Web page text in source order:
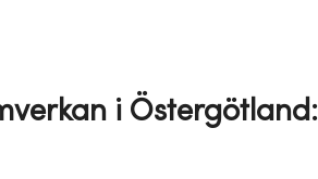
i Östergötland: